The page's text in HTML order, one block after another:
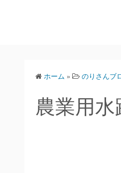
ホーム » のりさんブ
農業用